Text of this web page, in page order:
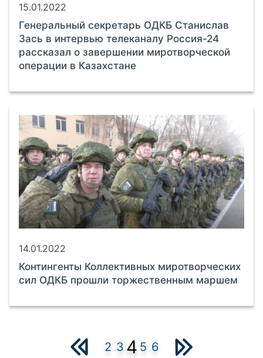
15.01.2022
Генеральный секретарь ОДКБ Станислав
Зась в интервью телеканалу Россия-24
рассказал о завершении миротворческой
операции в Казахстане
14.01.2022
Контингенты Коллективных миротворческих
сил ОДКБ прошли торжественным маршем
2 3 4 5 6